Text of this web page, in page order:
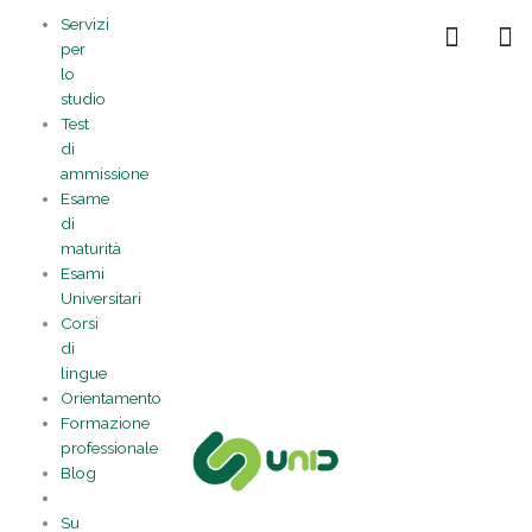
contenuto
Servizi
per
lo
studio
Test
di
ammissione
Esame
di
maturità
Esami
Universitari
Corsi
di
lingue
Orientamento
Formazione
professionale
Blog
Su